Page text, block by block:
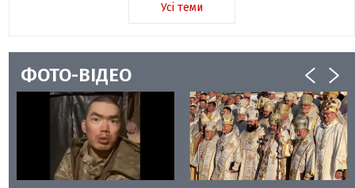
Усі теми
ФОТО-ВІДЕО